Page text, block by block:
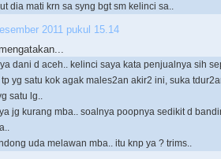
dia mati krn sa syng bgt sm kelinci sa..
2011 pukul 15.14
dani d aceh.. kelinci saya kata penjualnya sih
yg satu kok agak males2an akir2 ini, suka
satu lg..
jg kurang mba.. soalnya poopnya sedikit d
uda melawan mba.. itu knp ya ? trims..